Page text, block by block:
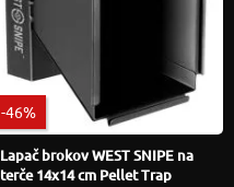
-46%
Lapač brokov WEST SNIPE na
terče 14x14 cm Pellet Trap